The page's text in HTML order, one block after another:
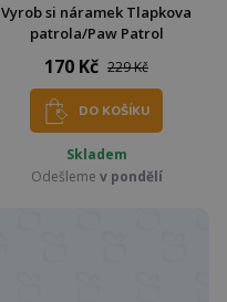
Vyrob si náramek Tlapkova
patrola/Paw Patrol
170 Kč 229 Kč
DO KOŠÍKU
Skladem
Odešleme v pondělí